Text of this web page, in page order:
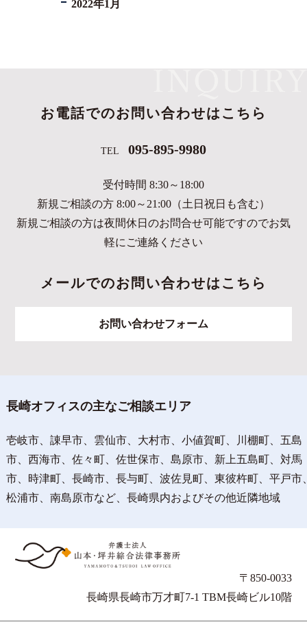
2022年1月
お電話でのお問い合わせはこちら
TEL 095-895-9980
受付時間 8:30～18:00
新規ご相談の方 8:00～21:00（土日祝日も含む）
新規ご相談の方は夜間休日のお問合せ可能ですのでお気
軽にご連絡ください
メールでのお問い合わせはこちら
お問い合わせフォーム
長崎オフィスの主なご相談エリア
壱岐市、諌早市、雲仙市、大村市、小値賀町、川棚町、五島
市、西海市、佐々町、佐世保市、島原市、新上五島町、対馬
市、時津町、長崎市、長与町、波佐見町、東彼杵町、平戸市
松浦市、南島原市など、長崎県内およびその他近隣地域
〒850-0033
長崎県長崎市万才町7-1 TBM長崎ビル10階